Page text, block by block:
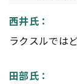
西井氏：
ラクスルでは
田部氏：